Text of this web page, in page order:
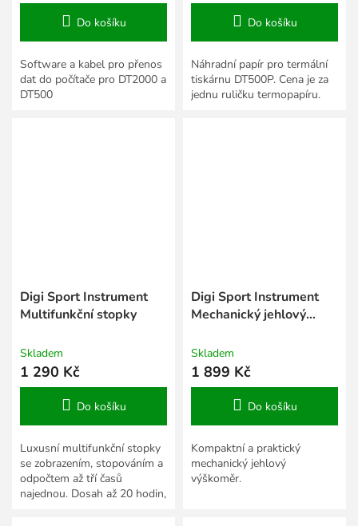
Do košíku
Software a kabel pro přenos
dat do počítače pro DT2000 a
DT500
Do košíku
Náhradní papír pro termální
tiskárnu DT500P. Cena je za
jednu ruličku termopapíru.
Digi Sport Instrument
Multifunkční stopky
Skladem
1 290 Kč
Do košíku
Luxusní multifunkční stopky
se zobrazením, stopováním a
odpočtem až tří časů
najednou. Dosah až 20 hodin,
Digi Sport Instrument
Mechanický jehlový
Skladem
1 899 Kč
Do košíku
Kompaktní a praktický
mechanický jehlový
výškoměr.